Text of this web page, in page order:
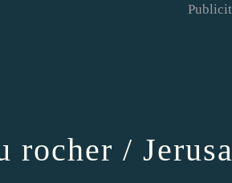
rocher /